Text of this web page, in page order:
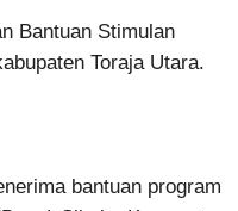
Bantuan Stimulan
Toraja Utara.
bantuan program